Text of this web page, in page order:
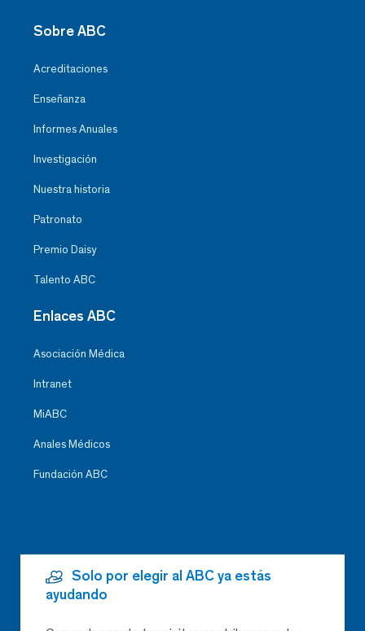
Sobre ABC
Acreditaciones
Enseñanza
Informes Anuales
Investigación
Nuestra historia
Patronato
Premio Daisy
Talento ABC
Enlaces ABC
Asociación Médica
Intranet
MiABC
Anales Médicos
Fundación ABC
Solo por elegir al ABC ya estás
ayudando